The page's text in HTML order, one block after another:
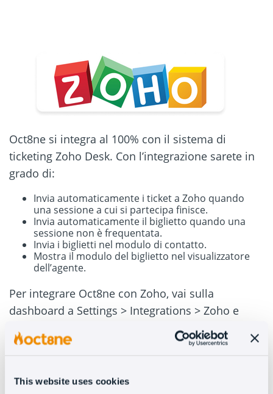
This website uses cookies
Oct8ne si integra al 100% con il sistema di
ticketing Zoho Desk. Con l’integrazione sarete in
grado di:
Invia automaticamente i ticket a Zoho quando
una sessione a cui si partecipa finisce.
Invia automaticamente il biglietto quando una
sessione non è frequentata.
Invia i biglietti nel modulo di contatto.
Mostra il modulo del biglietto nel visualizzatore
dell’agente.
Per integrare Oct8ne con Zoho, vai sulla
dashboard a Settings > Integrations > Zoho e